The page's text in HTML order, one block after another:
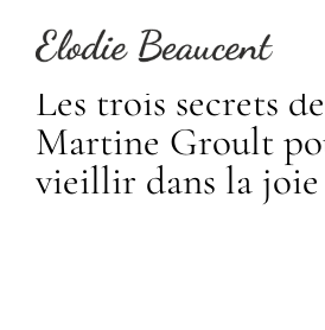
Les trois secrets de
Martine Groult
vieillir dans la joie